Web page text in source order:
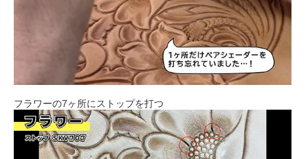
フラワーの7ヶ所にストップを打つ